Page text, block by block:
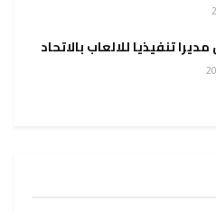
تنفيذيا للالعاب بالاتحاد